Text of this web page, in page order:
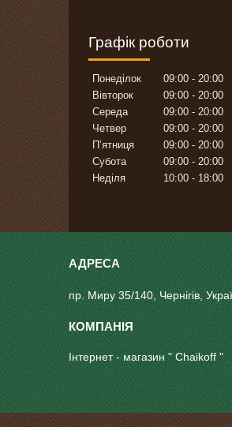
Графік роботи
Понеділок 09:00
20:00
Вівторок
09:00
20:00
Середа
09:00
20:00
Четвер
09:00
20:00
Пʼятниця
09:00
20:00
Субота
09:00
20:00
Неділя
10:00 18:00
пр. Миру 35/140, Чернігів,
Інтернет - магазин " Chaikoff "